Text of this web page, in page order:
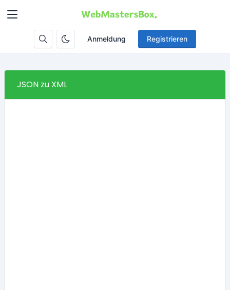
Anmeldung Registrieren
JSON zu XML